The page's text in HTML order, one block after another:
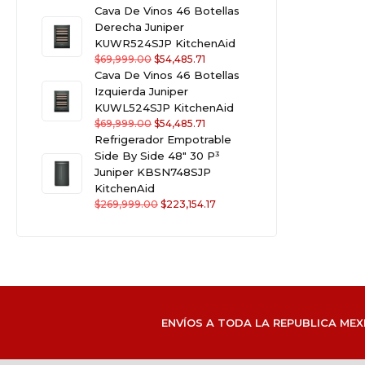
Cava De Vinos 46 Botellas
Derecha Juniper
KUWR524SJP KitchenAid
$69,999.00 $54,485.71
Cava De Vinos 46 Botellas
Izquierda Juniper
KUWL524SJP KitchenAid
$69,999.00 $54,485.71
Refrigerador Empotrable
Side By Side 48" 30 P³
Juniper KBSN748SJP
KitchenAid
$269,999.00 $223,154.17
ENVÍOS A TODA LA REPUBLICA